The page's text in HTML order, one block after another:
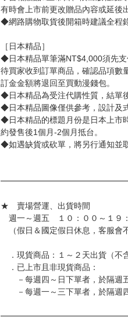
◆有任何問題請聯繫客服。
用評價溝通者，日後將不再提供購
◆不同月份商品可一起結帳，等訂
◆預購商品皆無現貨，商品圖為示
◆商品如有缺件、瑕疵，請務必取
◆書籍拆封無法更換及退貨(內頁印
書籍有問題請不要拆封，請私訊大
◆逾期未取且訂單取消後三個工作
◆書籍贈品&上市日、依出版社最
有時會上市前更改贈品內容或延後
◆網路購物取貨後開箱時建議全程
訂金金額將退回至買動漫錢包。
◆日本精品為受注代購性質，結單
◆日本精品圖像僅供參考，設計及
約發售後1個月-2個月抵台。
◆如遇缺貨或砍單，將另行通知並